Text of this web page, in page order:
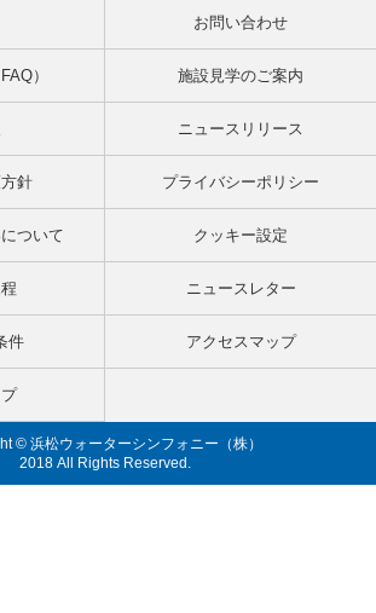
お問い合わせ
） 施設見学のご案内
ニュースリリース
針 プライバシーポリシー
ついて クッキー設定
ニュースレター
件 アクセスマップ
© 浜松ウォーターシンフォニー（株）
2018 All Rights Reserved.